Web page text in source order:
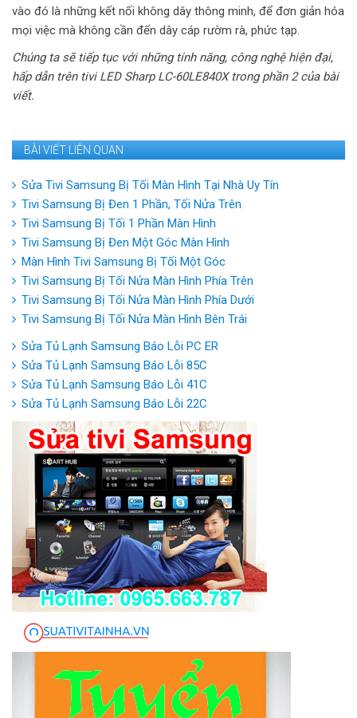
vào đó là những kết nối không dây thông minh, để đơn giản hóa
mọi việc mà không cần đến dây cáp rườm rà, phức tạp.
Chúng ta sẽ tiếp tục với những tính năng, công nghệ hiện đại,
hấp dẫn trên tivi LED Sharp LC-60LE840X trong phần 2 của bài
viết.
BÀI VIẾT LIÊN QUAN
Sửa Tivi Samsung Bị Tối Màn Hình Tại Nhà Uy Tín
Tivi Samsung Bị Đen 1 Phần, Tối Nửa Trên
Tivi Samsung Bị Tối 1 Phần Màn Hình
Tivi Samsung Bị Đen Một Góc Màn Hình
Màn Hình Tivi Samsung Bị Tối Một Góc
Tivi Samsung Bị Tối Nửa Màn Hình Phía Trên
Tivi Samsung Bị Tối Nửa Màn Hình Phía Dưới
Tivi Samsung Bị Tối Nửa Màn Hình Bên Trái
Sửa Tủ Lạnh Samsung Báo Lỗi PC ER
Sửa Tủ Lạnh Samsung Báo Lỗi 85C
Sửa Tủ Lạnh Samsung Báo Lỗi 41C
Sửa Tủ Lạnh Samsung Báo Lỗi 22C